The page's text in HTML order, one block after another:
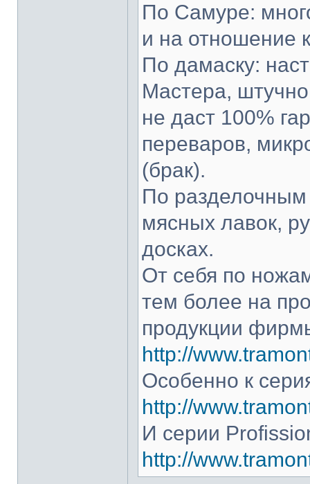
По Самуре:
и на отношение
По дамаску:
Мастера,
не даст 100%
переваров,
(брак).
По разделочным
мясных лавок,
досках.
От себя по
тем более на
продукции
http://
Особенно к
http://
И серии
http://